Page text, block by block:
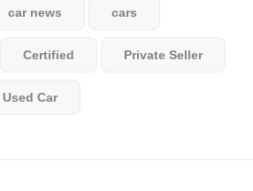
car news cars
Certified Private Seller
Used Car